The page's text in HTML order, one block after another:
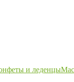
и леденцы